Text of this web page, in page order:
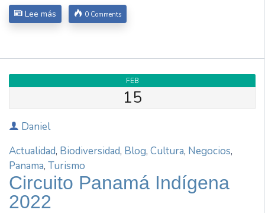
Lee más 0 Comments
FEB
15
Daniel
Actualidad, Biodiversidad, Blog, Cultura, Negocios,
Panama, Turismo
Circuito Panamá Indígena
2022